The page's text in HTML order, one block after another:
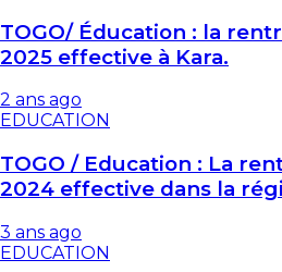
TOGO/ Éducation : la
2025 effective à Kara.
2 ans ago
EDUCATION
TOGO / Education : La
2024 effective dans la
3 ans ago
EDUCATION